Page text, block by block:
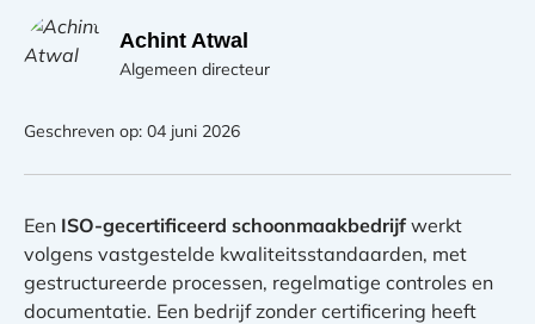
Achint Atwal
Algemeen directeur
Geschreven op: 04 juni 2026
Een ISO-gecertificeerd schoonmaakbedrijf werkt
volgens vastgestelde kwaliteitsstandaarden, met
gestructureerde processen, regelmatige controles en
documentatie. Een bedrijf zonder certificering heeft